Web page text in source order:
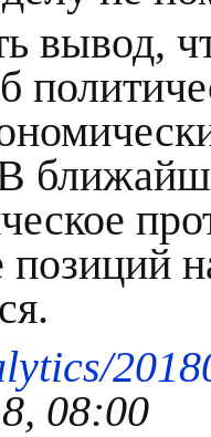
вывод,
позиций
08:00